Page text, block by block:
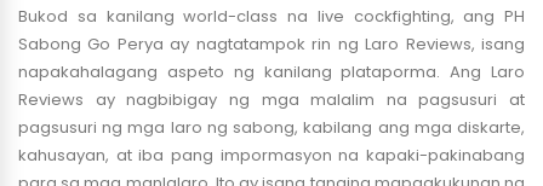
Bukod sa kanilang world-class na live cockfighting, ang PH
Sabong Go Perya ay nagtatampok rin ng Laro Reviews, isang
napakahalagang aspeto ng kanilang plataporma. Ang Laro
Reviews ay nagbibigay ng mga malalim na pagsusuri at
pagsusuri ng mga laro ng sabong, kabilang ang mga diskarte,
kahusayan, at iba pang impormasyon na kapaki-pakinabang